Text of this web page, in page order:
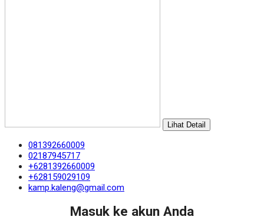
Lihat Detail
081392660009
02187945717
+6281392660009
+628159029109
kamp.kaleng@gmail.com
Masuk ke akun Anda